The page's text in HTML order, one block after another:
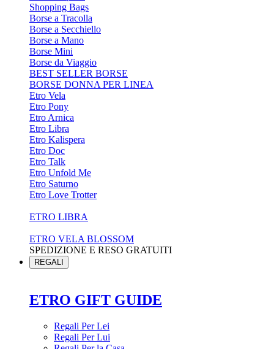
Shopping Bags
Borse a Tracolla
Borse a Secchiello
Borse a Mano
Borse Mini
Borse da Viaggio
BEST SELLER BORSE
BORSE DONNA PER LINEA
Etro Vela
Etro Pony
Etro Arnica
Etro Libra
Etro Kalispera
Etro Doc
Etro Talk
Etro Unfold Me
Etro Saturno
Etro Love Trotter
ETRO LIBRA
ETRO VELA BLOSSOM
SPEDIZIONE E RESO GRATUITI
REGALI
ETRO GIFT GUIDE
Regali Per Lei
Regali Per Lui